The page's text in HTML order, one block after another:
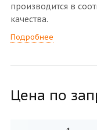
производится в
качества.
Подробнее
Цена по зап